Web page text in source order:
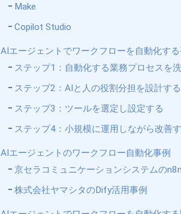
Make
Copilot Studio
AIエージェントでワークフローを自動化す
ステップ1：自動化する業務プロセスを
ステップ2：AIと人の役割分担を設計する
ステップ3：ツールを選定し設定する
ステップ4：小規模に運用しながら改善
AIエージェントのワークフロー自動化事例
京セラコミュニケーションシステムの
株式会社ヤマシタのDify活用事例